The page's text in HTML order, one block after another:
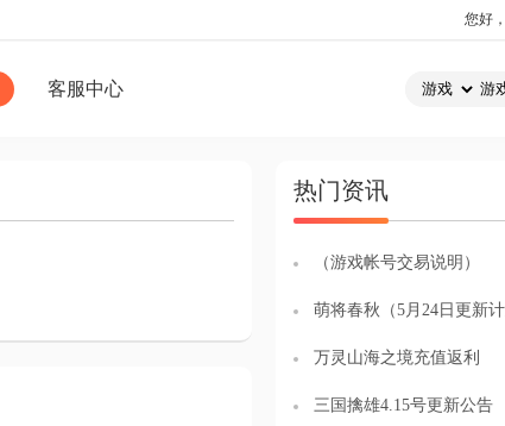
您好
客服中心
热门资讯
（游戏帐号交易说明）
萌将春秋（5月24日更新计
万灵山海之境充值返利
三国擒雄4.15号更新公告